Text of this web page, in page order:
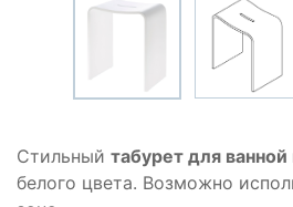
Стильный табурет для
белого цвета. Возможно